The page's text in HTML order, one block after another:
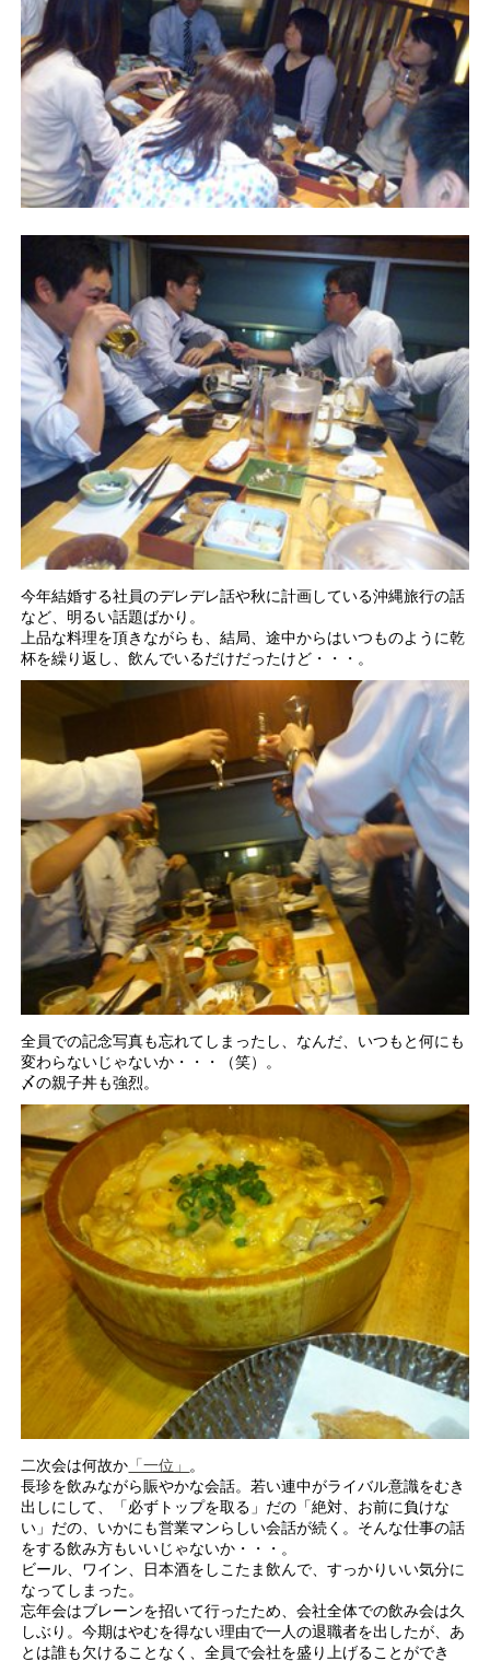
今年結婚する社員のデレデレ話や秋に計画している沖縄旅行の話
など、明るい話題ばかり。
上品な料理を頂きながらも、結局、途中からはいつものように乾
杯を繰り返し、飲んでいるだけだったけど・・・。
全員での記念写真も忘れてしまったし、なんだ、いつもと何にも
変わらないじゃないか・・・（笑）。
〆の親子丼も強烈。
二次会は何故か 「一位」 。
長珍を飲みながら賑やかな会話。若い連中がライバル意識をむき
出しにして、「必ずトップを取る」だの「絶対、お前に負けな
い」だの、いかにも営業マンらしい会話が続く。そんな仕事の話
をする飲み方もいいじゃないか・・・。
ビール、ワイン、日本酒をしこたま飲んで、すっかりいい気分に
なってしまった。
忘年会はブレーンを招いて行ったため、会社全体での飲み会は久
しぶり。今期はやむを得ない理由で一人の退職者を出したが、あ
とは誰も欠けることなく、全員で会社を盛り上げることができ